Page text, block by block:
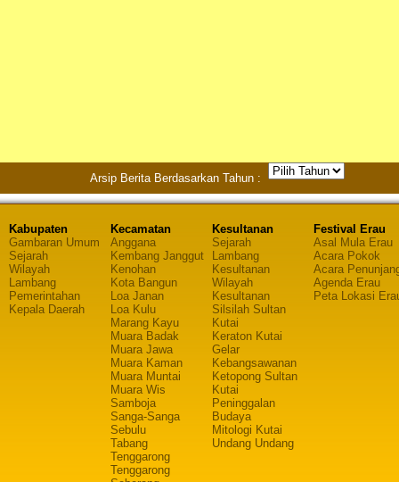
Arsip Berita Berdasarkan Tahun :
Kabupaten
Gambaran Umum
Sejarah
Wilayah
Lambang
Pemerintahan
Kepala Daerah
Kecamatan
Anggana
Kembang Janggut
Kenohan
Kota Bangun
Loa Janan
Loa Kulu
Marang Kayu
Muara Badak
Muara Jawa
Muara Kaman
Muara Muntai
Muara Wis
Samboja
Sanga-Sanga
Sebulu
Tabang
Tenggarong
Tenggarong
Kesultanan
Sejarah
Lambang
Kesultanan
Wilayah
Kesultanan
Silsilah Sultan
Kutai
Keraton Kutai
Gelar
Kebangsawanan
Ketopong Sultan
Kutai
Peninggalan
Budaya
Mitologi Kutai
Undang Undang
Festival Erau
Asal Mula Erau
Acara Pokok
Acara
Agenda Erau
Peta Lokasi